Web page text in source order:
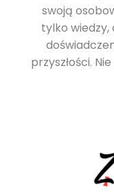
swoją
tylko wiedzy,
przyszłości.